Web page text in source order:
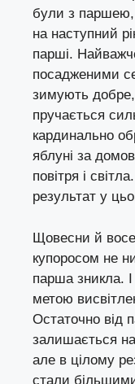
були з паршею,
на наступний
парші.
посадженими
зимують
пручається
кардинально
яблуні за
повітря і
результат у
Щовесни й
купоросом не
парша зникла.
метою
Остаточно від
залишається
але в цілому
стали